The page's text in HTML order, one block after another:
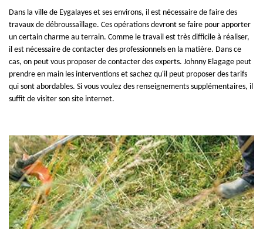
Dans la ville de Eygalayes et ses environs, il est nécessaire de faire des
travaux de débroussaillage. Ces opérations devront se faire pour apporter
un certain charme au terrain. Comme le travail est très difficile à réaliser,
il est nécessaire de contacter des professionnels en la matière. Dans ce
cas, on peut vous proposer de contacter des experts. Johnny Elagage peut
prendre en main les interventions et sachez qu'il peut proposer des tarifs
qui sont abordables. Si vous voulez des renseignements supplémentaires, il
suffit de visiter son site internet.